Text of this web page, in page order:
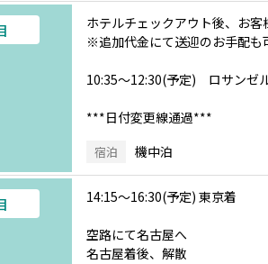
ホテルチェックアウト後、お
※追加代金にて送迎のお手配も
10:35～12:30(予定) ロサンゼ
***日付変更線通過***
宿泊 機中泊
14:15～16:30(予定) 東京着
空路にて名古屋へ
名古屋着後、解散